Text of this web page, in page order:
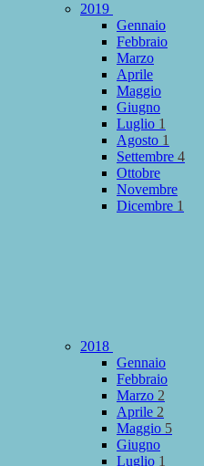
2019
Gennaio
Febbraio
Marzo
Aprile
Maggio
Giugno
Luglio 1
Agosto 1
Settembre 4
Ottobre
Novembre
Dicembre 1
2018
Gennaio
Febbraio
Marzo 2
Aprile 2
Maggio 5
Giugno
Luglio 1